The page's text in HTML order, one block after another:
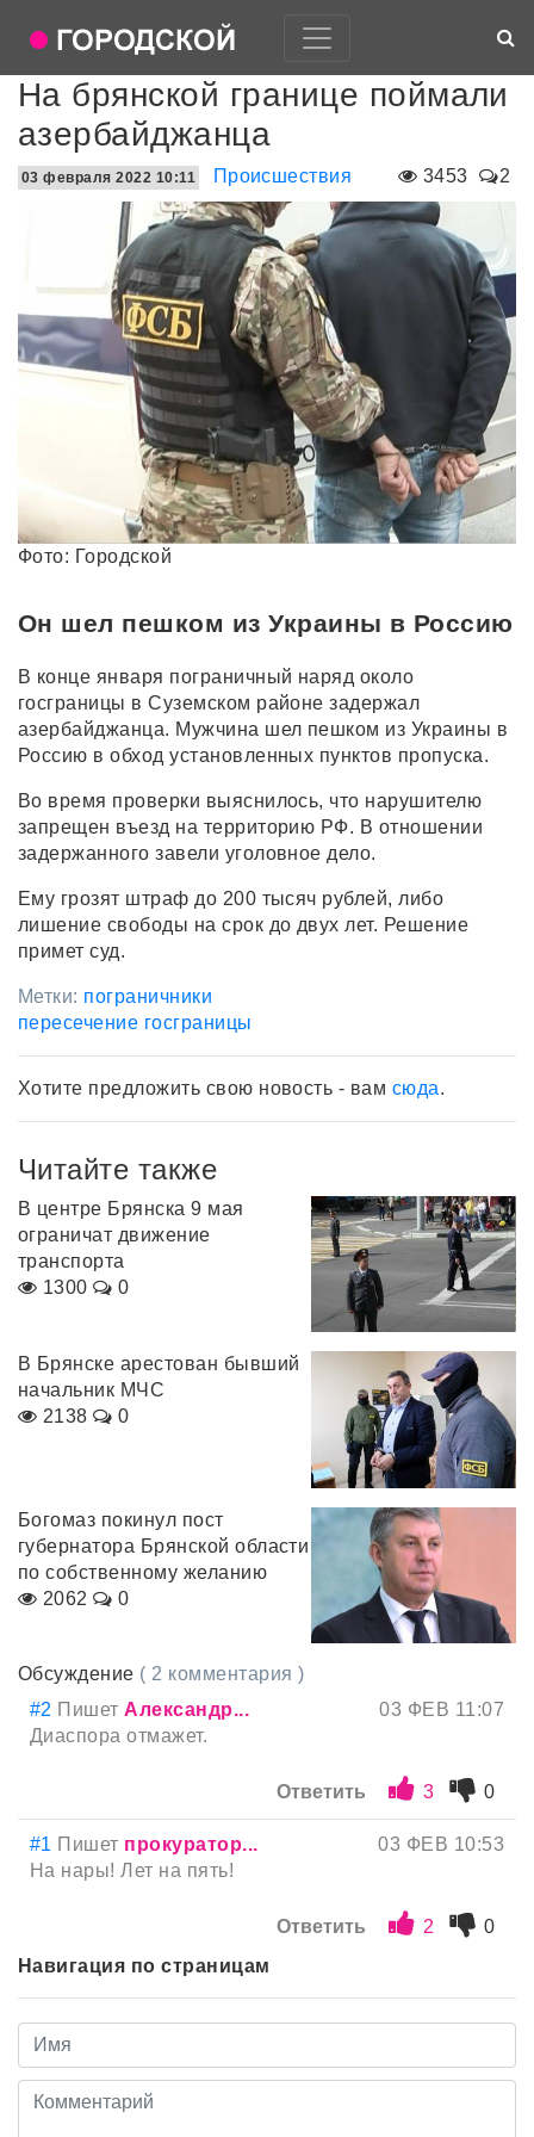
На брянской границе поймали
азербайджанца
3453 2
03 февраля 2022 10:11 Происшествия
Фото: Городской
Он шел пешком из Украины в Россию
В конце января пограничный наряд около
госграницы в Суземском районе задержал
азербайджанца. Мужчина шел пешком из Украины в
Россию в обход установленных пунктов пропуска.
Во время проверки выяснилось, что нарушителю
запрещен въезд на территорию РФ. В отношении
задержанного завели уголовное дело.
Ему грозят штраф до 200 тысяч рублей, либо
лишение свободы на срок до двух лет. Решение
примет суд.
Метки: пограничники
пересечение госграницы
Хотите предложить свою новость - вам сюда.
Читайте также
В центре Брянска 9 мая
ограничат движение
транспорта
1300
0
В Брянске арестован бывший
начальник МЧС
2138
0
Богомаз покинул пост
губернатора Брянской области
по собственному желанию
2062
0
Обсуждение ( 2 комментария )
#2 Пишет Александр...
03 ФЕВ 11:07
Диаспора отмажет.
Ответить 3 0
#1 Пишет прокуратор...
03 ФЕВ 10:53
На нары! Лет на пять!
Ответить 2
0
Навигация по страницам